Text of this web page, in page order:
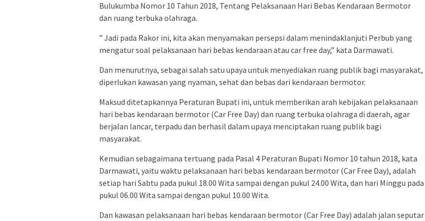
Bulukumba Nomor 10 Tahun 2018, Tentang Pelaksanaan Hari Bebas Kendaraan Bermotor
dan ruang terbuka olahraga.
” Jadi pada Rakor ini, kita akan menyamakan persepsi dalam menindaklanjuti Perbub yang
mengatur soal pelaksanaan hari bebas kendaraan atau car free day,” kata Darmawati.
Dan menurutnya, sebagai salah satu upaya untuk menyediakan ruang publik bagi masyarakat,
diperlukan kawasan yang nyaman, sehat dan bebas dari kendaraan bermotor.
Maksud ditetapkannya Peraturan Bupati ini, untuk memberikan arah kebijakan pelaksanaan
hari bebas kendaraan bermotor (Car Free Day) dan ruang terbuka olahraga di daerah, agar
berjalan lancar, terpadu dan berhasil dalam upaya menciptakan ruang publik bagi
masyarakat.
Kemudian sebagaimana tertuang pada Pasal 4 Peraturan Bupati Nomor 10 tahun 2018, kata
Darmawati, yaitu waktu pelaksanaan hari bebas kendaraan bermotor (Car Free Day), adalah
setiap hari Sabtu pada pukul 18.00 Wita sampai dengan pukul 24.00 Wita, dan hari Minggu pada
pukul 06.00 Wita sampai dengan pukul 10.00 Wita.
Dan kawasan pelaksanaan hari bebas kendaraan bermotor (Car Free Day) adalah jalan seputar